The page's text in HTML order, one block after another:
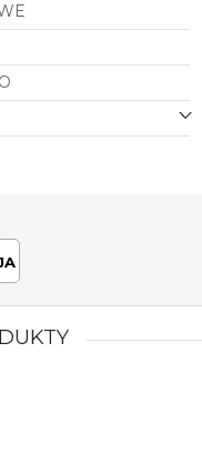
wyjątkową moc